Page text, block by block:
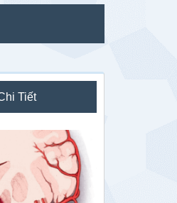
Tiết